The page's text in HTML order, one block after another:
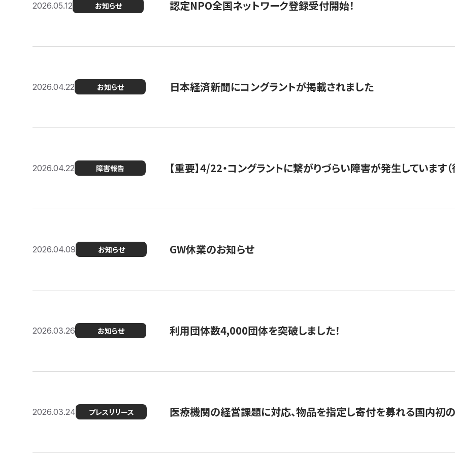
2026.05.12 お知らせ 認定NPO全国ネットワーク登録受付開始！
2026.04.22 お知らせ 日本経済新聞にコングラントが掲載されました
2026.04.22 障害報告 【重要】4/22・コングラントに繋がりづらい障害が発生しています（
2026.04.09 お知らせ GW休業のお知らせ
2026.03.26 お知らせ 利用団体数4,000団体を突破しました！
2026.03.24 プレスリリース 医療機関の経営課題に対応、物品を指定し寄付を募れる国内初の